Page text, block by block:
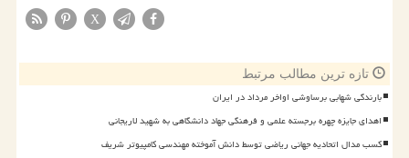
X
تازه ترین مطالب مرتبط
بارندگی شهابی برساوشی اواخر مرداد در ایران
اهدای جایزه چهره برجسته علمی و فرهنگی جهاد دانشگاهی به شهید لاریجانی
کسب مدال اتحادیه جهانی ریاضی توسط دانش آموخته مهندسی کامپیوتر شریف